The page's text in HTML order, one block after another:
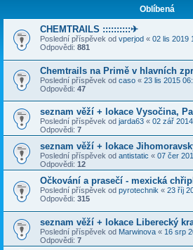
Oblíbená
CHEMTRAILS ::::::::::✈
Poslední příspěvek od vperjod « 02 lis 2019
Odpovědi: 881
Chemtrails na Primě v hlavních
Poslední příspěvek od caso « 23 lis 2015
Odpovědi: 47
seznam věží + lokace Vysočina,
Poslední příspěvek od jarda63 « 02 zář
Odpovědi: 7
seznam věží + lokace
Poslední příspěvek od antistatic « 07 čer
Odpovědi: 12
Očkování a prasečí - mexická
Poslední příspěvek od pyrotechnik « 23 říj
Odpovědi: 315
seznam věží + lokace Liberecký
Poslední příspěvek od Marwinova « 16 srp
Odpovědi: 7